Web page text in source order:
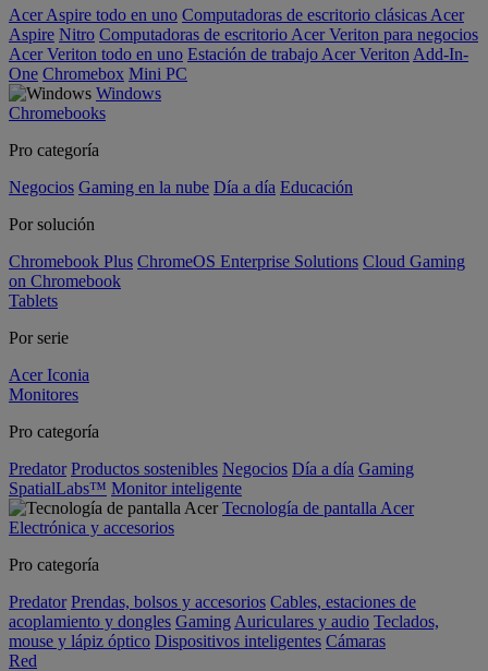
Acer Aspire todo en uno Computadoras de escritorio clásicas Acer
Aspire Nitro Computadoras de escritorio Acer Veriton para negocios
Acer Veriton todo en uno Estación de trabajo Acer Veriton Add-In-
One Chromebox Mini PC
Windows
Chromebooks
Pro categoría
Negocios Gaming en la nube Día a día Educación
Por solución
Chromebook Plus ChromeOS Enterprise Solutions Cloud Gaming
on Chromebook
Tablets
Por serie
Acer Iconia
Monitores
Pro categoría
Predator Productos sostenibles Negocios Día a día Gaming
SpatialLabs™ Monitor inteligente
Tecnología de pantalla Acer
Electrónica y accesorios
Pro categoría
Predator Prendas, bolsos y accesorios Cables, estaciones de
acoplamiento y dongles Gaming Auriculares y audio Teclados,
mouse y lápiz óptico Dispositivos inteligentes Cámaras
Red